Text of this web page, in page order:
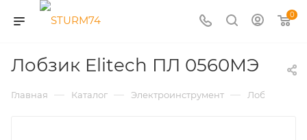
0
Лобзик Elitech ПЛ 0560МЭ
Главная — Каталог — Электроинструмент — Лобзики